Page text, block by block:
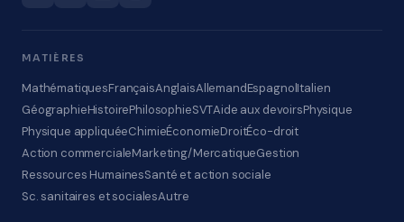
MATIÈRES
MathématiquesFrançaisAnglaisAllemandEspagnolItalien
GéographieHistoirePhilosophieSVTAide aux devoirsPhysique
Physique appliquéeChimieÉconomieDroitÉco-droit
Action commercialeMarketing/MercatiqueGestion
Ressources HumainesSanté et action sociale
Sc. sanitaires et socialesAutre